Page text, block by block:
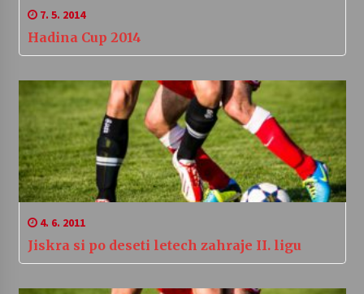
7. 5. 2014
Hadina Cup 2014
4. 6. 2011
Jiskra si po deseti letech zahraje II. ligu